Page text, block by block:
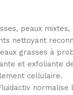
peaux
nettoyant
grasses à
et exfoliante
cellulaire.
normalise